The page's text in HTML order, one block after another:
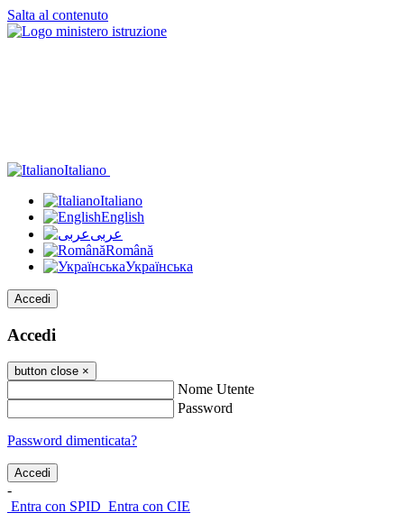
Salta al contenuto
Italiano
Italiano
English
عربى
Română
Українська
Accedi
Accedi
button close ×
Nome Utente
Password
Password dimenticata?
-
Entra con SPID Entra con CIE